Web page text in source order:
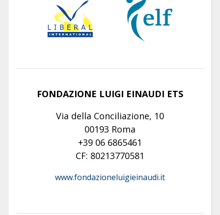
FONDAZIONE LUIGI EINAUDI ETS
Via della Conciliazione, 10
00193 Roma
+39 06 6865461
CF: 80213770581
www.fondazioneluigieinaudi.it